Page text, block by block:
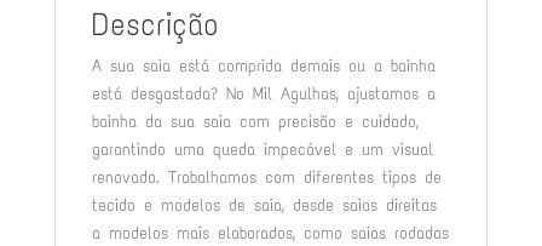
Descrição
A sua saia está comprida demais ou a bainha
está desgastada? No Mil Agulhas, ajustamos a
bainha da sua saia com precisão e cuidado,
garantindo uma queda impecável e um visual
renovado. Trabalhamos com diferentes tipos de
tecido e modelos de saia, desde saias direitas
a modelos mais elaborados, como saias rodadas